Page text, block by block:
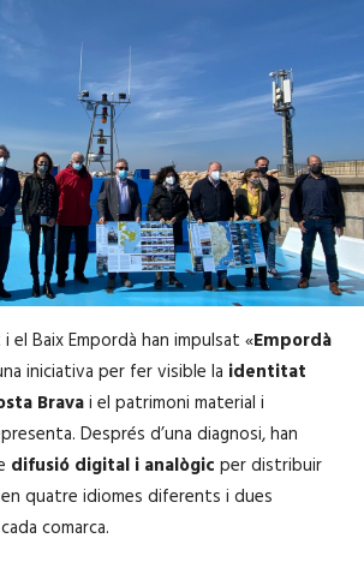
el Baix Empordà han impulsat «Empordà
iniciativa per fer visible la identitat
Bravai el patrimoni material i
Després d’una diagnosi, han
difusió digital i analògic per distribuir
quatre idiomes diferents i dues
comarca.